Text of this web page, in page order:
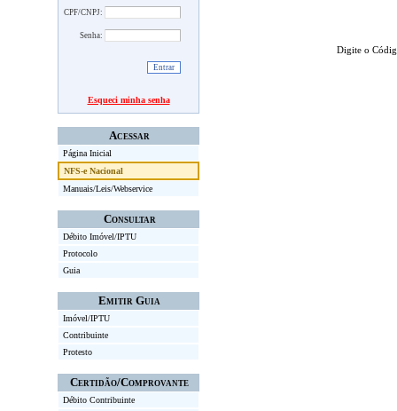
CPF/CNPJ:
Senha:
Esqueci minha senha
Acessar
Página Inicial
NFS-e Nacional
Manuais/Leis/Webservice
Consultar
Débito Imóvel/IPTU
Protocolo
Guia
Emitir Guia
Imóvel/IPTU
Contribuinte
Protesto
Certidão/Comprovante
Débito Contribuinte
Digite o